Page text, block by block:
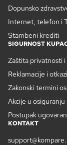
Dopunsko
Internet, telefon i
Stambeni krediti
SIGURNOST
Zaštita privatnosti
Reklamacije i
Zakonski termini
Akcije u osiguranju
Postupak
KONTAKT